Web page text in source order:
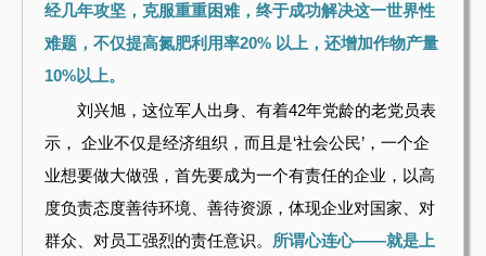
经几年攻坚，克服重重困难，终于成功解决这一世界性
难题，不仅提高氮肥利用率20% 以上，还增加作物产量
10%以上。
刘兴旭，这位军人出身、有着42年党龄的老党员表
示， 企业不仅是经济组织，而且是‘社会公民’，一个企
业想要做大做强，首先要成为一个有责任的企业，以高
度负责态度善待环境、善待资源，体现企业对国家、对
群众、对员工强烈的责任意识。 所谓心连心——就是上